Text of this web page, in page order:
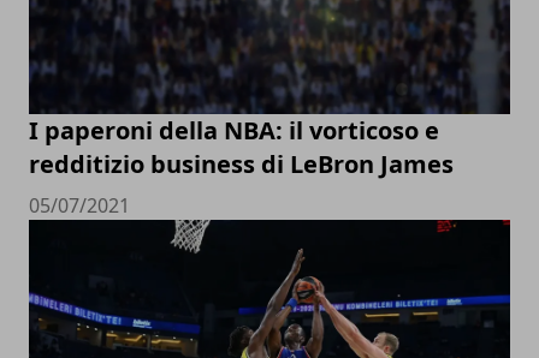
I paperoni della NBA: il vorticoso e
redditizio business di LeBron James
05/07/2021